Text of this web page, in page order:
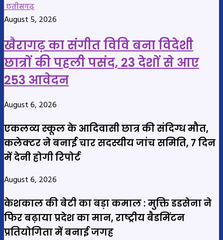
छतीसगढ़
August 5, 2026
खैरागढ़ का संगीत विवि बना विदेशी
छात्रों की पहली पसंद, 23 देशों से आए
253 आवेदन
August 6, 2026
एकलव्य स्कूल के आदिवासी छात्र की संदिग्ध मौत,
कलेक्टर ने बनाई चार सदस्यीय जांच समिति, 7 दिन
में देनी होगी रिपोर्ट
August 6, 2026
केशकाल की बेटी का बड़ा कमाल : मुक्ति डडसेना ने
फिर बढ़ाया प्रदेश का मान, राष्ट्रीय बैडमिंटन
प्रतियोगिता में बनाई जगह